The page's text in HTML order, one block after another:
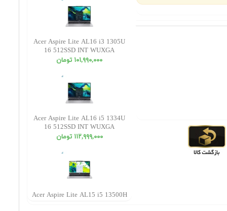
Acer Aspire Lite AL16 i3 1305U
16 512SSD INT WUXGA
١٠١,٩٩٠,٠٠٠ تومان
Acer Aspire Lite AL16 i5 1334U
16 512SSD INT WUXGA
١١٢,٩٩٩,٠٠٠ تومان
Acer Aspire Lite AL15 i5 13500H